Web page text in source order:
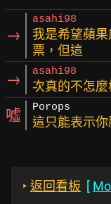
→
asahi98
我是希望蘋
票，但這
→ asahi98
次真的不怎麼
噓 Porops
這只能表示
‣ 返回看板 [